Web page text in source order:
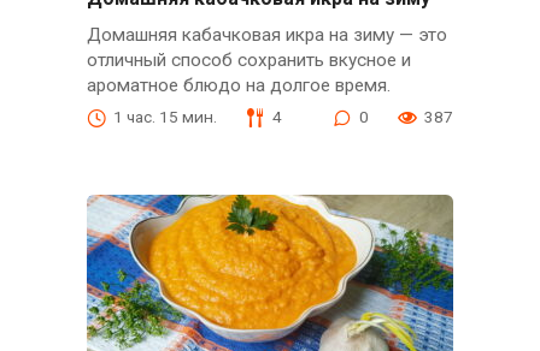
Домашняя кабачковая икра на зиму — это
отличный способ сохранить вкусное и
ароматное блюдо на долгое время.
1 час. 15 мин. 4 0 387